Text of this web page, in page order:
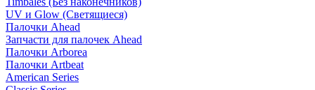
UV и Glow (Светящиеся)
Палочки Ahead
Запчасти для палочек Ahead
Палочки Arborea
Палочки Artbeat
American Series